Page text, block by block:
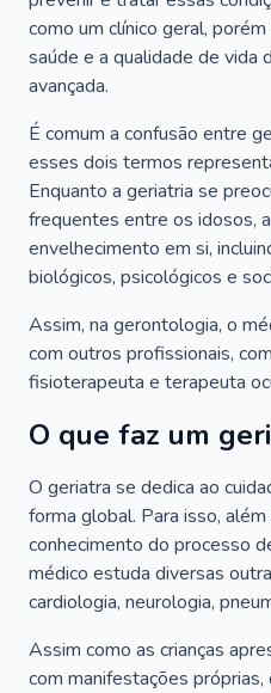
como um clínico geral,
saúde e a qualidade de vida
avançada.
É comum a confusão entre
esses dois termos
Enquanto a geriatria se
frequentes entre os idosos,
envelhecimento em si,
biológicos, psicológicos e
Assim, na gerontologia, o
com outros profissionais,
fisioterapeuta e terapeuta
O que faz um
O geriatra se dedica ao
forma global. Para isso,
conhecimento do processo
médico estuda diversas
cardiologia, neurologia,
Assim como as crianças
com manifestações